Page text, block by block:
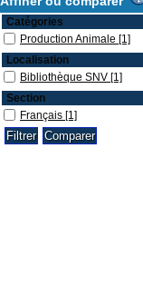
Catégories
Production Animale [1]
Localisation
Bibliothèque SNV [1]
Section
Français [1]